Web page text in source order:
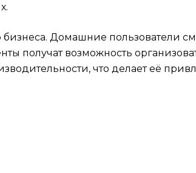
Домашние пользователи
получат возможность
что делает её